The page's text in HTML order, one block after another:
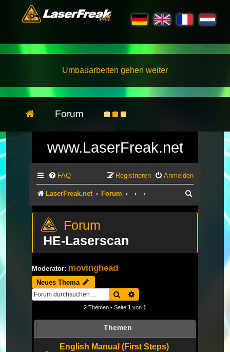
Umbauarbeiten gehen weiter
Forum
www.LaserFreak.net
FAQ Anmelden
Registrieren
LaserFreak.net Forum
HE-Laserscan
Moderator: movinghead
Neues Thema
Suche
2 Themen • Seite 1 von 1
Themen
English Manual (First Steps)